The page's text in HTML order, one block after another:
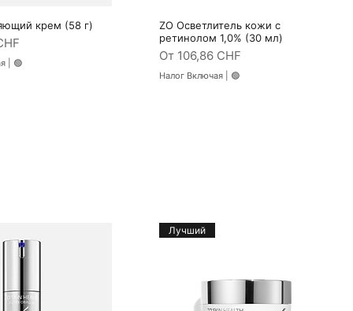
просмотр
крем (58 г)
🟢
Быстрый просмотр
ZO Осветлитель кожи с
ретинолом 1,0% (30 мл)
От 106,86 CHF
Цена со скидкой
Налог Включая| 🟢
Лучший